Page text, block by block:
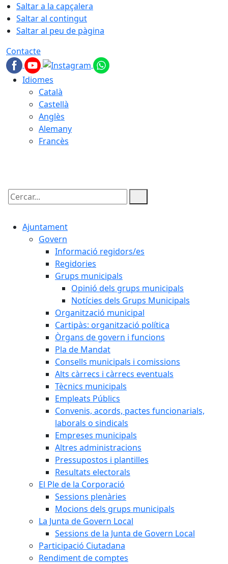
Saltar a la capçalera
Saltar al contingut
Saltar al peu de pàgina
Contacte
Idiomes
Català
Castellà
Anglès
Alemany
Francès
Cercar:
Ajuntament
Govern
Informació regidors/es
Regidories
Grups municipals
Opinió dels grups municipals
Notícies dels Grups Municipals
Organització municipal
Cartipàs: organització política
Òrgans de govern i funcions
Pla de Mandat
Consells municipals i comissions
Alts càrrecs i càrrecs eventuals
Tècnics municipals
Empleats Públics
Convenis, acords, pactes funcionarials,
laborals o sindicals
Empreses municipals
Altres administracions
Pressupostos i plantilles
Resultats electorals
El Ple de la Corporació
Sessions plenàries
Mocions dels grups municipals
La Junta de Govern Local
Sessions de la Junta de Govern Local
Participació Ciutadana
Rendiment de comptes